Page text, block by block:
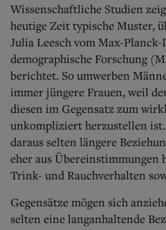
Wissenschaftliche Studien
heutige Zeit typische Muster,
Julia Leesch vom Max-
demographische Forschung
berichtet. So umwerben
immer jüngere Frauen, weil
diesen im Gegensatz zum
unkompliziert herzustellen
daraus selten längere
eher aus Übereinstimmungen
Trink- und Rauchverhalten
Gegensätze mögen sich
selten eine langanhaltende